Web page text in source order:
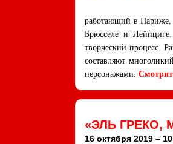
работающий в Париже,
Брюсселе и
творческий процесс.
составляют
персонажами.
«ЭЛЬ ГРЕКО,
16 октября 2019 –